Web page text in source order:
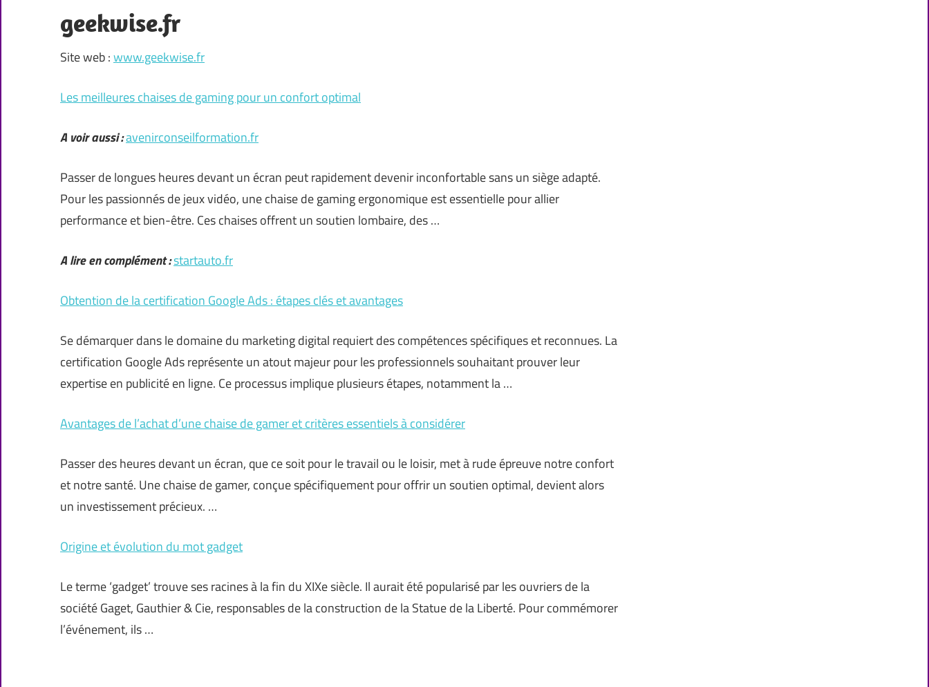
geekwise.fr
Site web :www.geekwise.fr
Les meilleures chaises de gaming pour un confort optimal
A voir aussi :avenirconseilformation.fr
Passer de longues heures devant un écran peut rapidement devenir inconfortable sans un siège adapté.
Pour les passionnés de jeux vidéo, une chaise de gaming ergonomique est essentielle pour allier
performance et bien-être. Ces chaises offrent un soutien lombaire, des …
A lire en complément :startauto.fr
Obtention de la certification Google Ads : étapes clés et avantages
Se démarquer dans le domaine du marketing digital requiert des compétences spécifiques et reconnues. La
certification Google Ads représente un atout majeur pour les professionnels souhaitant prouver leur
expertise en publicité en ligne. Ce processus implique plusieurs étapes, notamment la …
Avantages de l’achat d’une chaise de gamer et critères essentiels à considérer
Passer des heures devant un écran, que ce soit pour le travail ou le loisir, met à rude épreuve notre confort
et notre santé. Une chaise de gamer, conçue spécifiquement pour offrir un soutien optimal, devient alors
un investissement précieux. …
Origine et évolution du mot gadget
Le terme ‘gadget’ trouve ses racines à la fin du XIXe siècle. Il aurait été popularisé par les ouvriers de la
société Gaget, Gauthier & Cie, responsables de la construction de la Statue de la Liberté. Pour commémorer
l’événement, ils …